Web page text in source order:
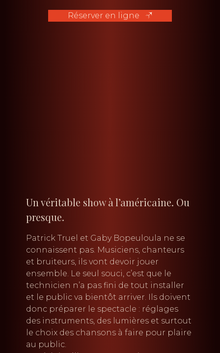
Réserver en ligne
Un véritable show à l’américaine. Ou
presque.
Patrick Truel et Gaby Bopeuloula ne se
connaissent pas. Musiciens, chanteurs
et bruiteurs, ils vont devoir jouer
ensemble. Le seul souci, c’est que le
technicien n’a pas fini de tout installer
et le public va bientôt arriver. Ils doivent
donc préparer le spectacle : réglages
des instruments, des lumières et surtout
le choix des chansons à faire pour plaire
au public.